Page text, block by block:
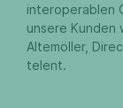
interoperablen
unsere Kunden
Altemöller,
telent.